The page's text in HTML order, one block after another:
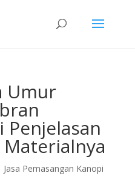
Umur
Penjelasan
Jasa Pemasangan Kanopi